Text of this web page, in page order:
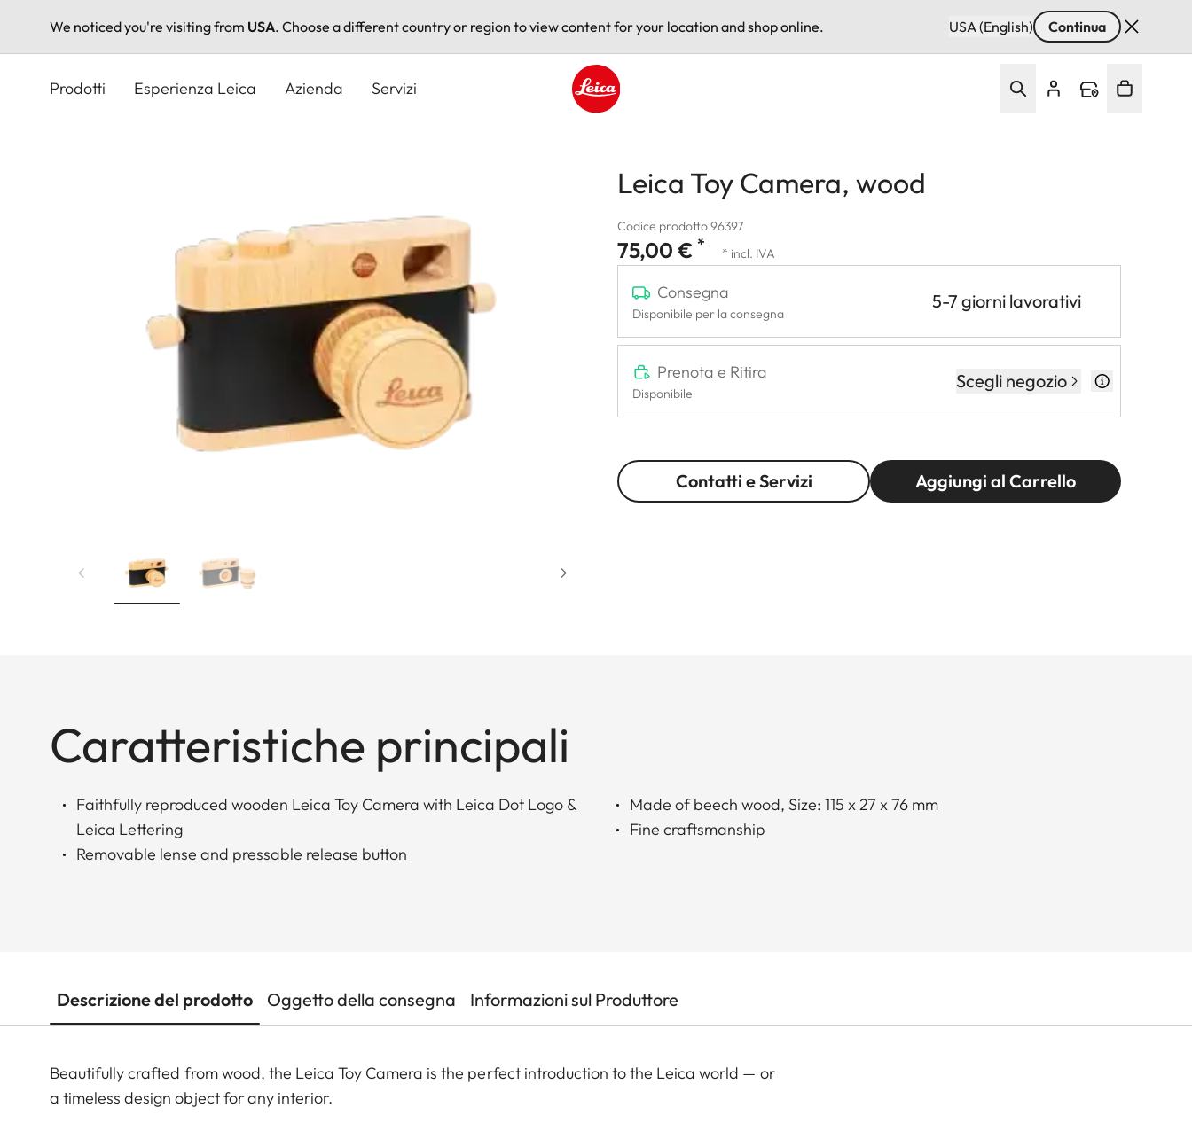
We noticed you're visiting from USA. Choose a different country or region to view content for your location and shop online. USA (English) Continua
Prodotti Esperienza Leica Azienda Servizi
Leica Toy Camera, wood
Codice prodotto 96397
75,00 € * * incl. IVA
Consegna
Disponibile per la consegna
5-7 giorni lavorativi
Prenota e Ritira
Disponibile
Scegli negozio
Contatti e Servizi Aggiungi al Carrello
Caratteristiche principali
Faithfully reproduced wooden Leica Toy Camera with Leica Dot Logo &
Leica Lettering
Removable lense and pressable release button
Made of beech wood, Size: 115 x 27 x 76 mm
Fine craftsmanship
Descrizione del prodotto Oggetto della consegna Informazioni sul Produttore
Beautifully crafted from wood, the Leica Toy Camera is the perfect introduction to the Leica world — or
a timeless design object for any interior.